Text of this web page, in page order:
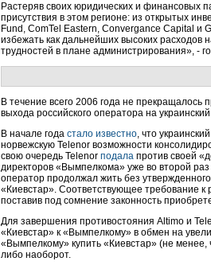
Растеряв своих юридических и финансовых
присутствия в этом регионе: из открытых
Fund, ComTel Eastern, Convergance Capital
избежать как дальнейших высоких расходов
трудностей в плане администрирования», -
В течение всего 2006 года не
выхода российского оператора на
В начале года стало известно, что
норвежскую Telenor возможности
свою очередь Telenor подала против своей
директоров «Вымпелкома» уже во второй раз
оператор продолжал жить без
«Киевстар». Соответствующее требование
поставив под сомнение законность
Для завершения противостояния Altimo и
«Киевстар» к «Вымпелкому» в обмен на
«Вымпелкому» купить «Киевстар» (не
либо наоборот.